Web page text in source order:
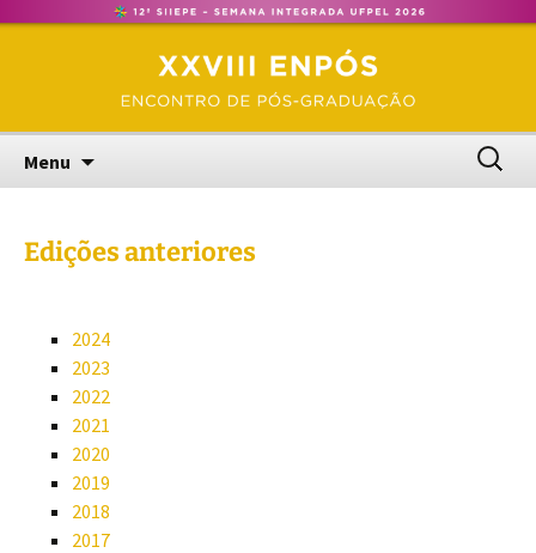
ENPÓS
Encontro de Pós-Graduação – UFPel
Menu
por:
Edições anteriores
2024
2023
2022
2021
2020
2019
2018
2017